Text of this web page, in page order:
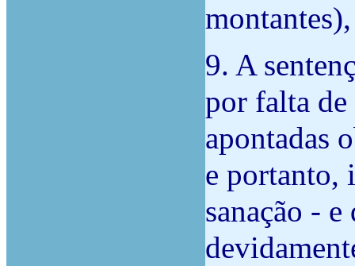
9. A
por falta
apontadas
e portanto,
sanação -